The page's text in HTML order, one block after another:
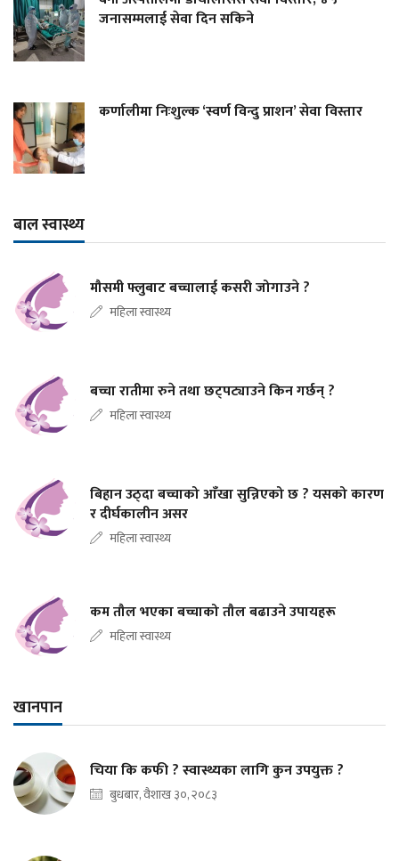
जनासम्मलाई सेवा दिन सकिने
कर्णालीमा निःशुल्क ‘स्वर्ण विन्दु प्राशन’ सेवा विस्तार
बाल स्वास्थ्य
मौसमी फ्लुबाट बच्चालाई कसरी जोगाउने ?
महिला स्वास्थ्य
बच्चा रातीमा रुने तथा छट्पट्याउने किन गर्छन् ?
महिला स्वास्थ्य
बिहान उठ्दा बच्चाको आँखा सुन्निएको छ ? यसको कारण
र दीर्घकालीन असर
महिला स्वास्थ्य
कम तौल भएका बच्चाको तौल बढाउने उपायहरू
महिला स्वास्थ्य
खानपान
चिया कि कफी ? स्वास्थ्यका लागि कुन उपयुक्त ?
बुधबार, वैशाख ३०, २०८३